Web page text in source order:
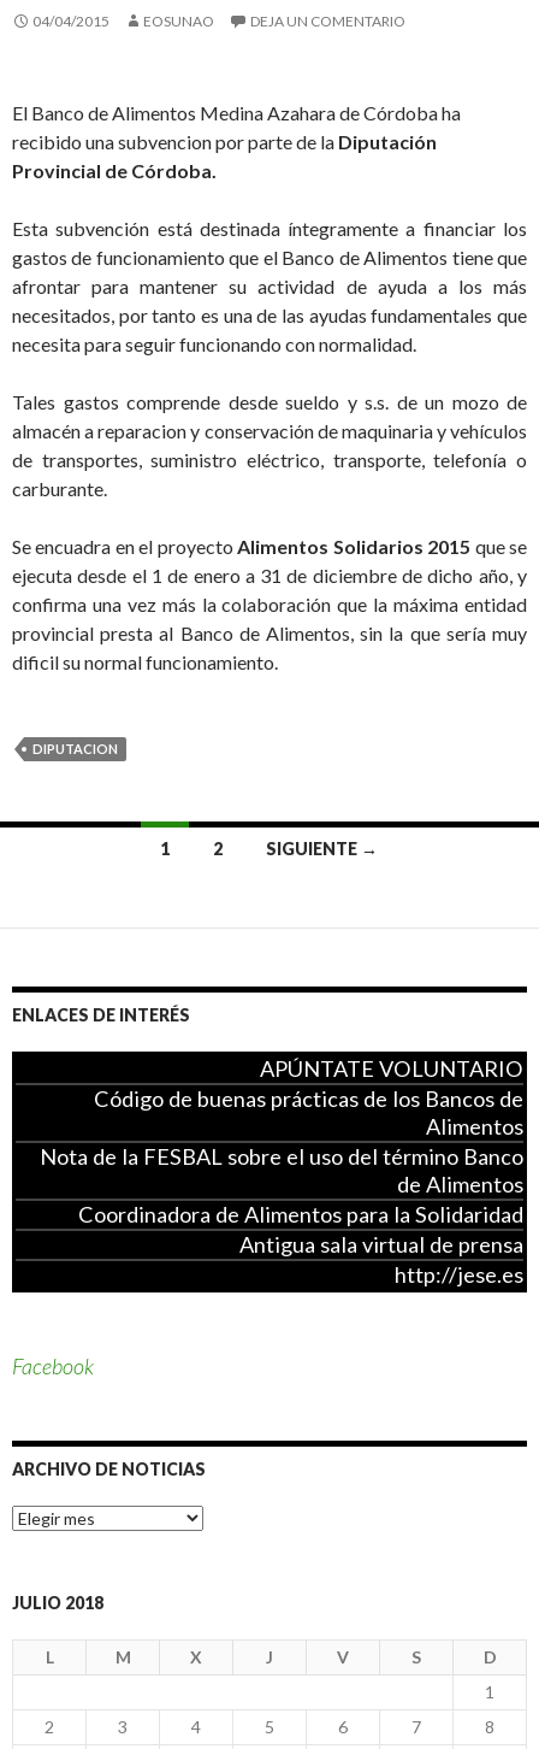
04/04/2015 EOSUNAO DEJA UN COMENTARIO
El Banco de Alimentos Medina Azahara de Córdoba ha
recibido una subvencion por parte de la Diputación
Provincial de Córdoba.
Esta subvención está destinada íntegramente a financiar los
gastos de funcionamiento que el Banco de Alimentos tiene que
afrontar para mantener su actividad de ayuda a los más
necesitados, por tanto es una de las ayudas fundamentales que
necesita para seguir funcionando con normalidad.
Tales gastos comprende desde sueldo y s.s. de un mozo de
almacén a reparacion y conservación de maquinaria y vehículos
de transportes, suministro eléctrico, transporte, telefonía o
carburante.
Se encuadra en el proyecto Alimentos Solidarios 2015 que se
ejecuta desde el 1 de enero a 31 de diciembre de dicho año, y
confirma una vez más la colaboración que la máxima entidad
provincial presta al Banco de Alimentos, sin la que sería muy
dificil su normal funcionamiento.
DIPUTACION
a
entradas
1 2 SIGUIENTE →
ENLACES DE INTERÉS
APÚNTATE VOLUNTARIO
Código de buenas prácticas de los Bancos de
Alimentos
Nota de la FESBAL sobre el uso del término Banco
de Alimentos
Coordinadora de Alimentos para la Solidaridad
Antigua sala virtual de prensa
http://jese.es
Facebook
ARCHIVO DE NOTICIAS
A
r
i
o
N
JULIO 2018
L M X J V S D
1
2
3 4 5 6 7
8